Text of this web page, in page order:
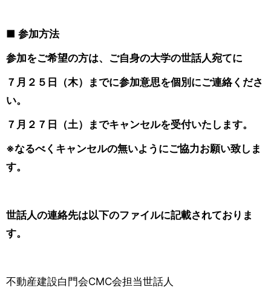
■ 参加方法
参加をご希望の方は、ご自身の大学の世話人宛てに
７月２５ 日（木）までに参加意思を個別にご連絡くださ
い。
７月２７日（土）までキャンセルを受付いたします。
※なるべくキャンセルの無いようにご協力お願い致しま
す。
世話人の連絡先は以下のファイルに記載されておりま
す。
不動産建設白門会CMC会担当世話人